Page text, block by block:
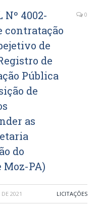
Nº 4002-
contratação
de
de
Pública
de
as
do
PA)
0
2021 LICITAÇÕES